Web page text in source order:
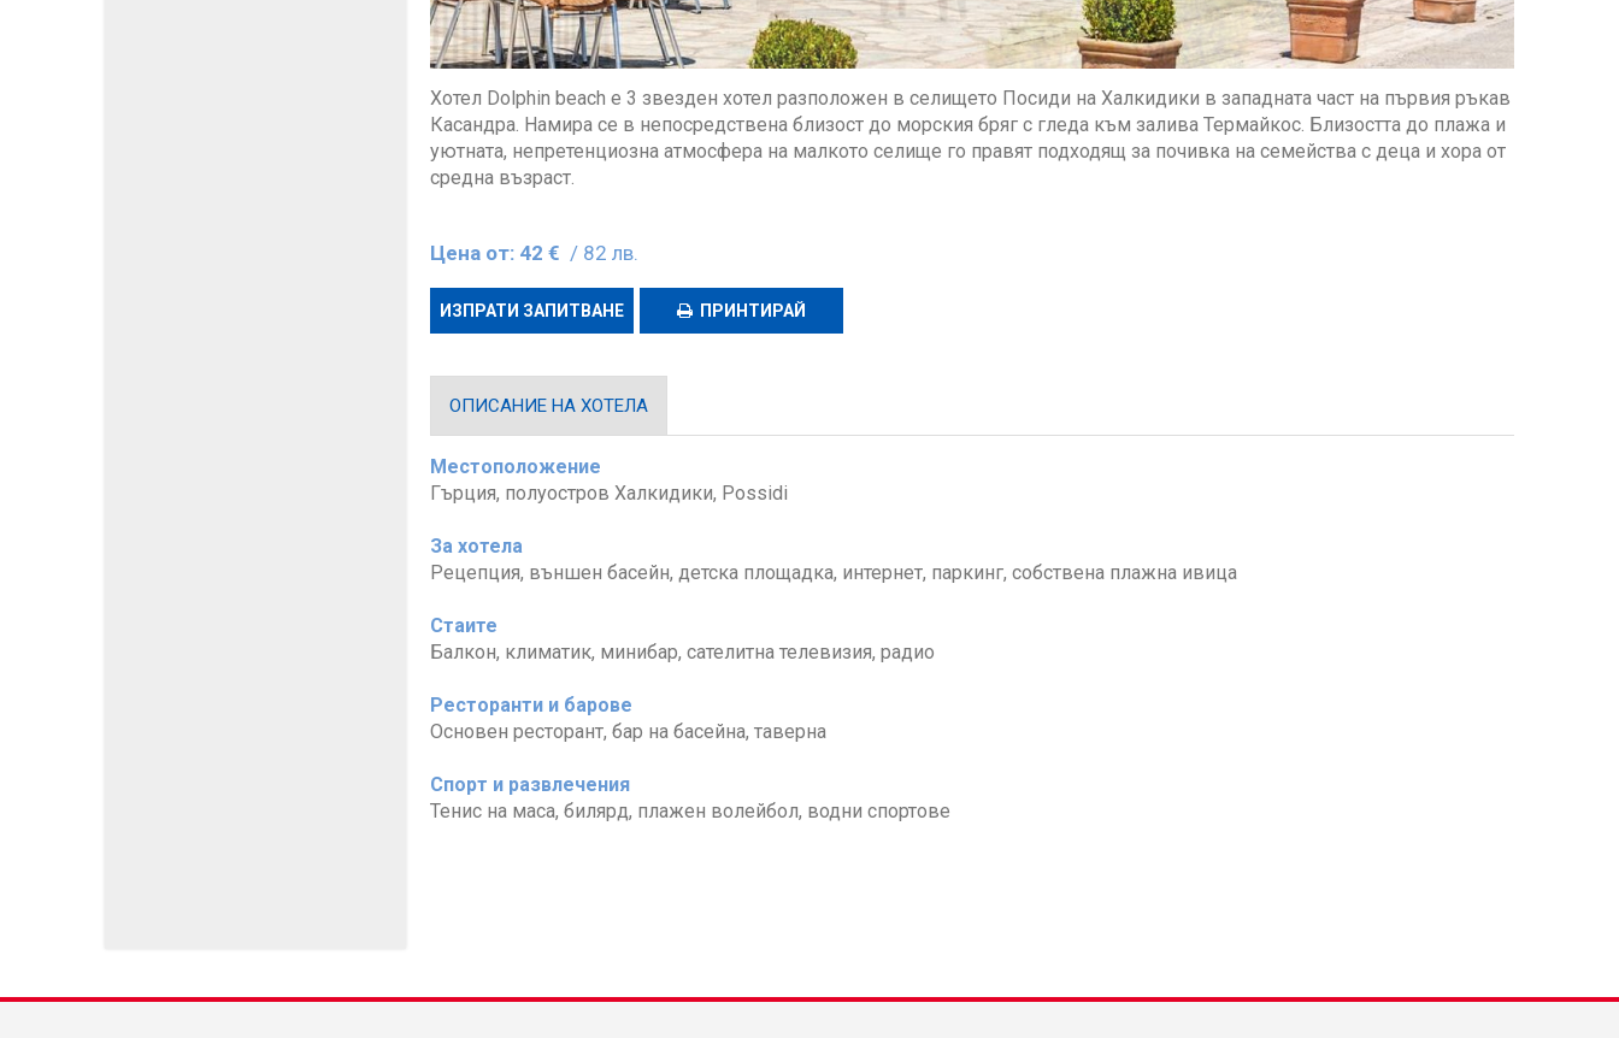
Хотел Dolphin beach е 3 звезден хотел разположен в селището Посиди на Халкидики в западната част на първия ръкав
Касандра. Намира се в непосредствена близост до морския бряг с гледа към залива Термайкос. Близостта до плажа и
уютната, непретенциозна атмосфера на малкото селище го правят подходящ за почивка на семейства с деца и хора от
средна възраст.
Цена от: 42 € / 82 лв.
ИЗПРАТИ ЗАПИТВАНЕ ПРИНТИРАЙ
ОПИСАНИЕ НА ХОТЕЛА
Местоположение
Гърция, полуостров Халкидики, Possidi
За хотела
Рецепция, външен басейн, детска площадка, интернет, паркинг, собствена плажна ивица
Стаите
Балкон, климатик, минибар, сателитна телевизия, радио
Ресторанти и барове
Основен ресторант, бар на басейна, таверна
Спорт и развлечения
Тенис на маса, билярд, плажен волейбол, водни спортове